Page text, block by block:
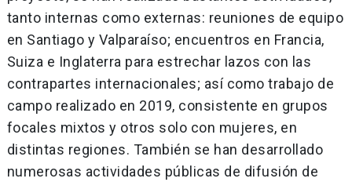
tanto internas como externas: reuniones de equipo
en Santiago y Valparaíso; encuentros en Francia,
Suiza e Inglaterra para estrechar lazos con las
contrapartes internacionales; así como trabajo de
campo realizado en 2019, consistente en grupos
focales mixtos y otros solo con mujeres, en
distintas regiones. También se han desarrollado
numerosas actividades públicas de difusión de